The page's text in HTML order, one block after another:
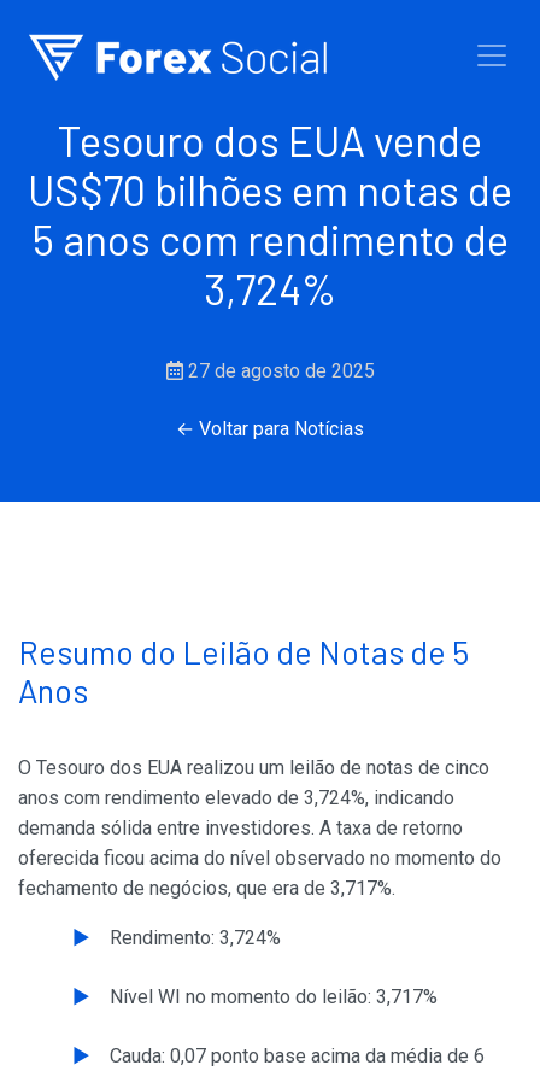
Tesouro dos EUA vende
US$70 bilhões em notas de
5 anos com rendimento de
3,724%
27 de agosto de 2025
← Voltar para Notícias
Resumo do Leilão de Notas de 5
Anos
O Tesouro dos EUA realizou um leilão de notas de cinco
anos com rendimento elevado de 3,724%, indicando
demanda sólida entre investidores. A taxa de retorno
oferecida ficou acima do nível observado no momento do
fechamento de negócios, que era de 3,717%.
Rendimento: 3,724%
Nível WI no momento do leilão: 3,717%
Cauda: 0,07 ponto base acima da média de 6